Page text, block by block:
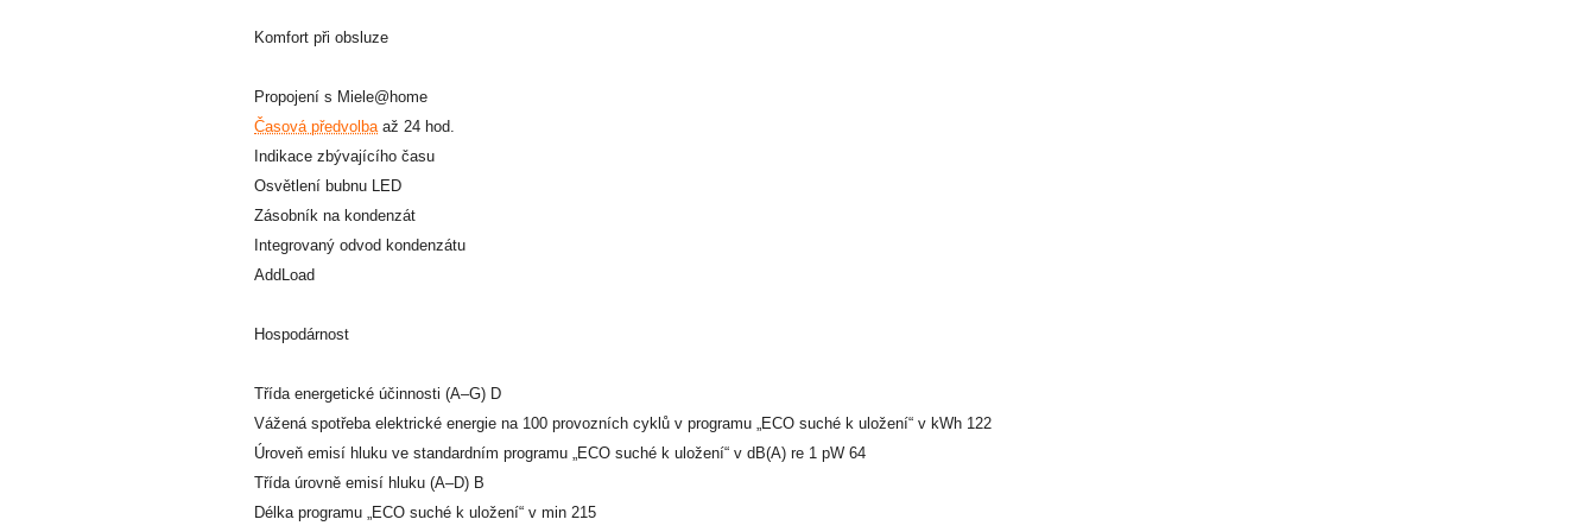
Komfort při obsluze
Propojení s Miele@home
Časová předvolba až 24 hod.
Indikace zbývajícího času
Osvětlení bubnu LED
Zásobník na kondenzát
Integrovaný odvod kondenzátu
AddLoad
Hospodárnost
Třída energetické účinnosti (A–G) D
Vážená spotřeba elektrické energie na 100 provozních cyklů v programu „ECO suché k uložení“ v kWh 122
Úroveň emisí hluku ve standardním programu „ECO suché k uložení“ v dB(A) re 1 pW 64
Třída úrovně emisí hluku (A–D) B
Délka programu „ECO suché k uložení“ v min 215